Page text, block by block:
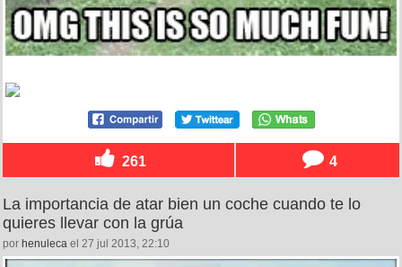
261 4
La importancia de atar bien un coche cuando te lo
quieres llevar con la grúa
por henuleca el 27 jul 2013, 22:10